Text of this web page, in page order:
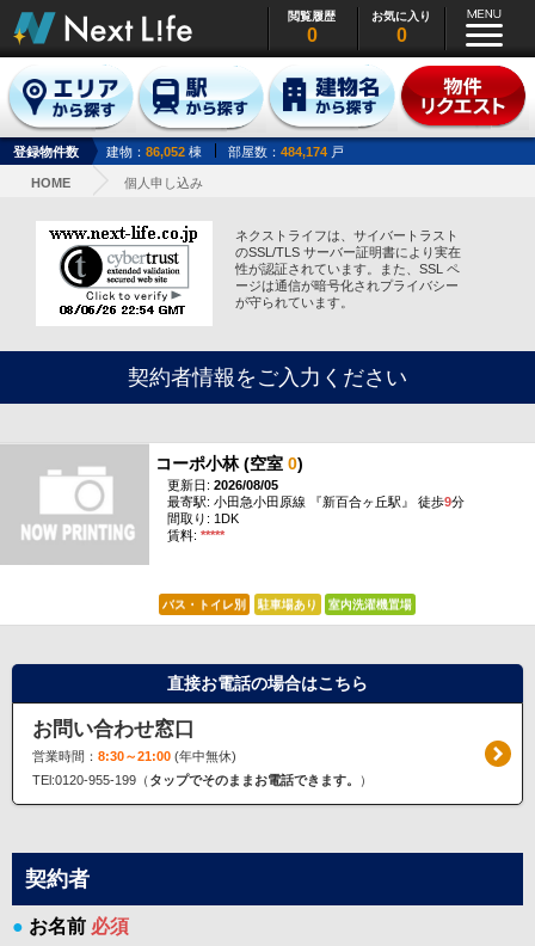
閲覧履歴
0
お気に入り
0
登録物件数 建物： 86,052 棟 部屋数： 484,174 戸
HOME 個人申し込み
ネクストライフは、サイバートラスト
のSSL/TLS サーバー証明書により実在
性が認証されています。また、SSL ペ
ージは通信が暗号化されプライバシー
が守られています。
契約者情報をご入力ください
コーポ小林 (空室 0)
更新日: 2026/08/05
最寄駅: 小田急小田原線 『新百合ヶ丘駅』 徒歩9分
間取り: 1DK
賃料: *****
バス・トイレ別 駐車場あり 室内洗濯機置場
直接お電話の場合はこちら
お問い合わせ窓口
営業時間： 8:30～21:00(年中無休)
TEl:0120-955-199（ タップでそのままお電話できます。 ）
契約者
● お名前 必須